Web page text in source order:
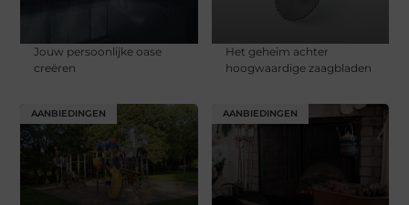
Jouw persoonlijke oase
creëren
Het geheim achter
hoogwaardige zaagbladen
AANBIEDINGEN AANBIEDINGEN